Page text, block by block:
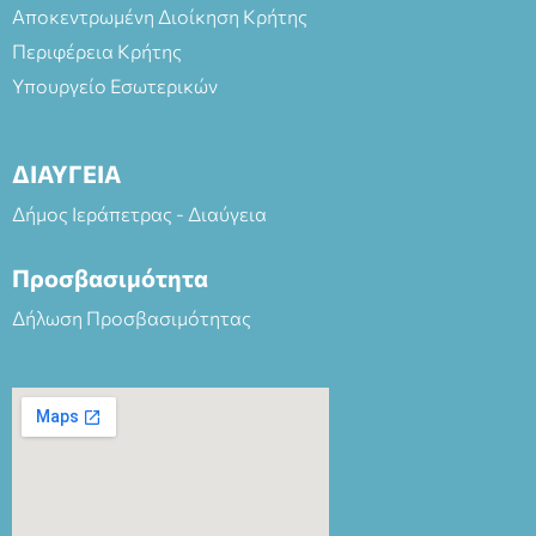
Αποκεντρωμένη Διοίκηση Κρήτης
Περιφέρεια Κρήτης
Υπουργείο Εσωτερικών
ΔΙΑΥΓΕΙΑ
Δήμος Ιεράπετρας - Διαύγεια
Προσβασιμότητα
Δήλωση Προσβασιμότητας